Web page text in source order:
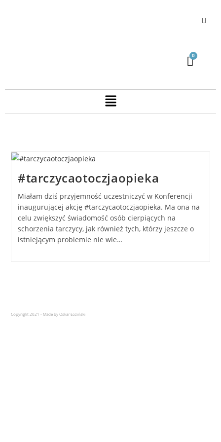
#tarczycaotoczjaopieka
Miałam dziś przyjemność uczestniczyć w Konferencji
inaugurującej akcję #tarczycaotoczjaopieka. Ma ona na
celu zwiększyć świadomość osób cierpiących na
schorzenia tarczycy, jak również tych, którzy jeszcze o
istniejącym problemie nie wie…
Copyright 2021 - Made by Oskar Łoziński